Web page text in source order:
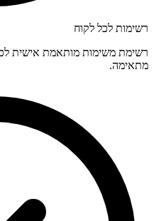
רשימות לכל לקוח
רשימת משימות מותאמת אישית
מתאימה.